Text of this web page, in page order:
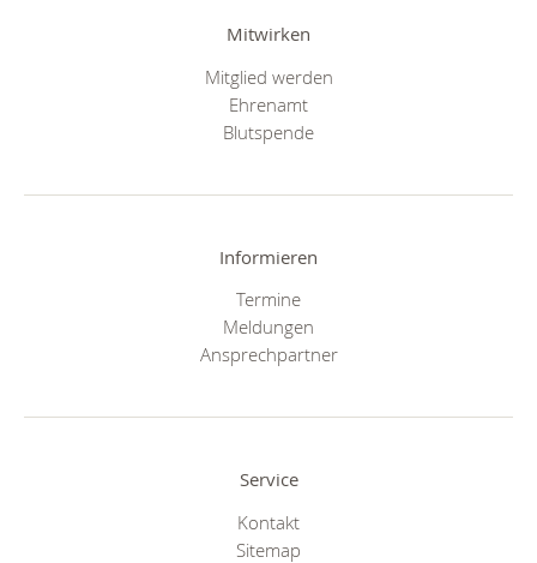
Mitwirken
Mitglied werden
Ehrenamt
Blutspende
Informieren
Termine
Meldungen
Ansprechpartner
Service
Kontakt
Sitemap